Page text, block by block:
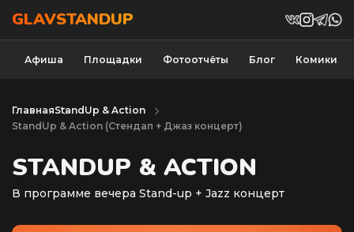
GLAVSTANDUP
Афиша Площадки Фотоотчёты Блог Комики
ГлавнаяStandUp & Action
StandUp & Action (Cтендап + Джаз концерт)
STANDUP & ACTION
В программе вечера Stand-up + Jazz концерт